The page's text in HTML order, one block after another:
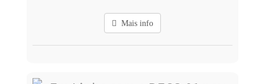
Mais info